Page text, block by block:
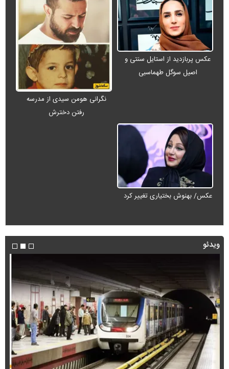
عکس پربازدید از استایل سنتی و
اصیل سوگل طهماسبی
نگرانی هومن سیدی از مدرسه
رفتن دخترش
عکس/ بهنوش بختیاری تغییر کرد
ویدئو